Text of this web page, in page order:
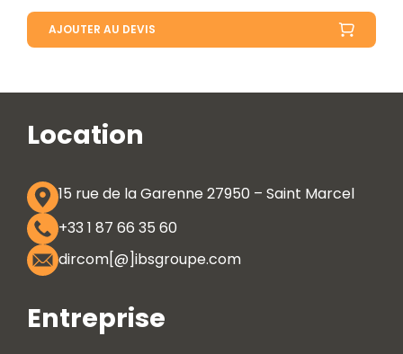
AJOUTER AU DEVIS
Location
15 rue de la Garenne 27950 – Saint Marcel
+33 1 87 66 35 60
dircom[@]ibsgroupe.com
Entreprise